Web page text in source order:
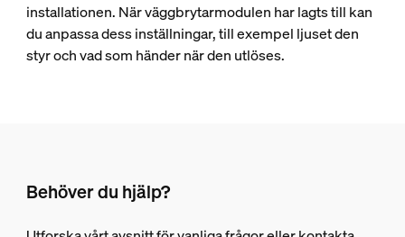
installationen. När väggbrytarmodulen har lagts till kan
du anpassa dess inställningar, till exempel ljuset den
styr och vad som händer när den utlöses.
Behöver du hjälp?